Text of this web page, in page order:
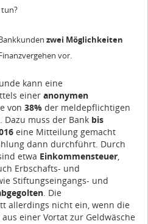
zwei Möglichkeiten
vor.
kann eine
einer anonymen
von 38% der meldepflichtigen
Dazu muss der Bank bis
eine Mitteilung gemacht
dann durchführt. Durch
etwa Einkommensteuer,
Erbschafts- und
Stiftungseingangs- und
. Die
allerdings nicht ein, wenn die
einer Vortat zur Geldwäsche